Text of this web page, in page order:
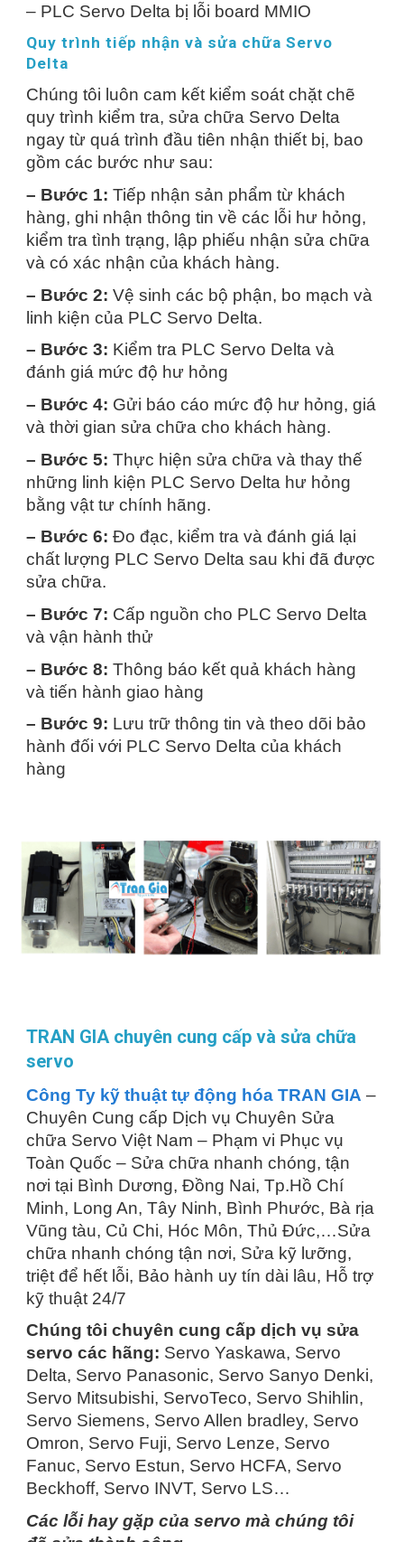
– PLC Servo Delta bị lỗi board MMIO
Quy trình tiếp nhận và sửa chữa Servo
Delta
Chúng tôi luôn cam kết kiểm soát chặt chẽ
quy trình kiểm tra, sửa chữa Servo Delta
ngay từ quá trình đầu tiên nhận thiết bị, bao
gồm các bước như sau:
– Bước 1: Tiếp nhận sản phẩm từ khách
hàng, ghi nhận thông tin về các lỗi hư hỏng,
kiểm tra tình trạng, lập phiếu nhận sửa chữa
và có xác nhận của khách hàng.
– Bước 2:Vệ sinh các bộ phận, bo mạch và
linh kiện của PLC Servo Delta.
– Bước 3: Kiểm tra PLC Servo Delta và
đánh giá mức độ hư hỏng
– Bước 4: Gửi báo cáo mức độ hư hỏng, giá
và thời gian sửa chữa cho khách hàng.
– Bước 5: Thực hiện sửa chữa và thay thế
những linh kiện PLC Servo Delta hư hỏng
bằng vật tư chính hãng.
– Bước 6: Đo đạc, kiểm tra và đánh giá lại
chất lượng PLC Servo Delta sau khi đã được
sửa chữa.
– Bước 7: Cấp nguồn cho PLC Servo Delta
và vận hành thử
– Bước 8: Thông báo kết quả khách hàng
và tiến hành giao hàng
– Bước 9: Lưu trữ thông tin và theo dõi bảo
hành đối với PLC Servo Delta của khách
hàng
TRAN GIA chuyên cung cấp và sửa chữa
servo
Công Ty kỹ thuật tự động hóa TRAN GIA –
Chuyên Cung cấp Dịch vụ Chuyên Sửa
chữa Servo Việt Nam – Phạm vi Phục vụ
Toàn Quốc – Sửa chữa nhanh chóng, tận
nơi tại Bình Dương, Đồng Nai, Tp.Hồ Chí
Minh, Long An, Tây Ninh, Bình Phước, Bà rịa
Vũng tàu, Củ Chi, Hóc Môn, Thủ Đức,…Sửa
chữa nhanh chóng tận nơi, Sửa kỹ lưỡng,
triệt để hết lỗi, Bảo hành uy tín dài lâu, Hỗ trợ
kỹ thuật 24/7
Chúng tôi chuyên cung cấp dịch vụ sửa
servo các hãng: Servo Yaskawa, Servo
Delta, Servo Panasonic, Servo Sanyo Denki,
Servo Mitsubishi, ServoTeco, Servo Shihlin,
Servo Siemens, Servo Allen bradley, Servo
Omron, Servo Fuji, Servo Lenze, Servo
Fanuc, Servo Estun, Servo HCFA, Servo
Beckhoff, Servo INVT, Servo LS…
Các lỗi hay gặp của servo mà chúng tôi